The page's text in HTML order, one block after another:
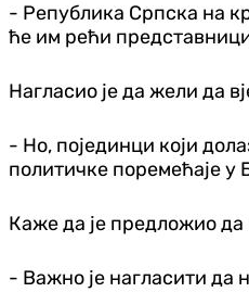
- Република Српска на
ће им рећи
Нагласио је да жели да
- Но, појединци који
политичке поремећаје у
Каже да је предложио
- Важно је нагласити да